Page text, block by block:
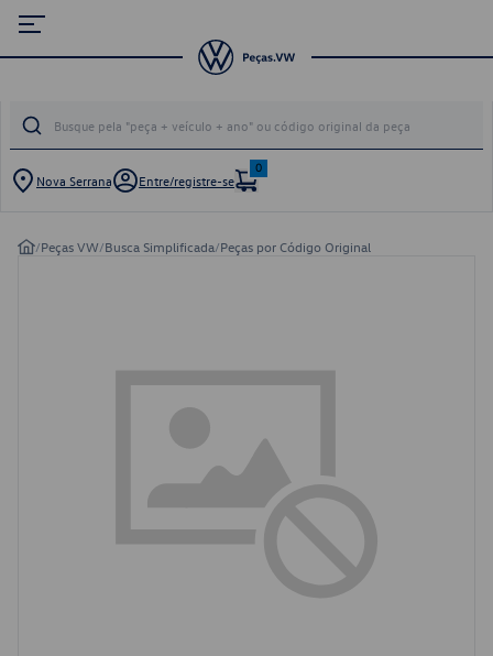
Nova Serrana Entre/registre-se
0
/Peças VW/Busca Simplificada/Peças por Código Original